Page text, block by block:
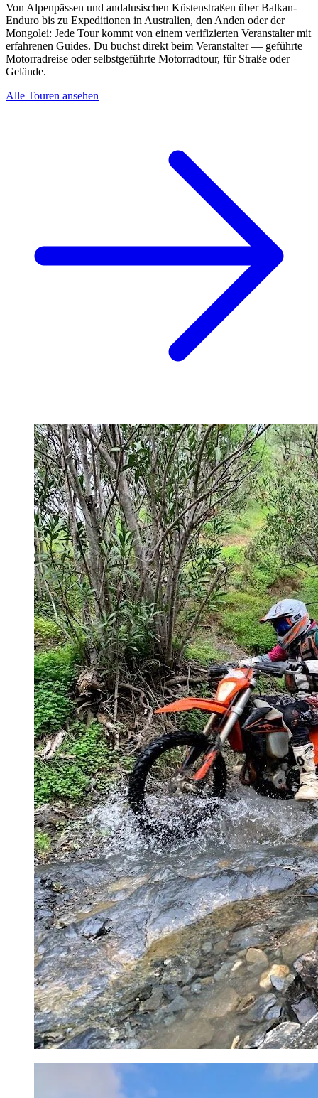
Von Alpenpässen und andalusischen Küstenstraßen über Balkan-
Enduro bis zu Expeditionen in Australien, den Anden oder der
Mongolei: Jede Tour kommt von einem verifizierten Veranstalter mit
erfahrenen Guides. Du buchst direkt beim Veranstalter — geführte
Motorradreise oder selbstgeführte Motorradtour, für Straße oder
Gelände.
Alle Touren ansehen